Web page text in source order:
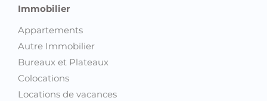
Immobilier
Appartements
Autre Immobilier
Bureaux et Plateaux
Colocations
Locations de vacances